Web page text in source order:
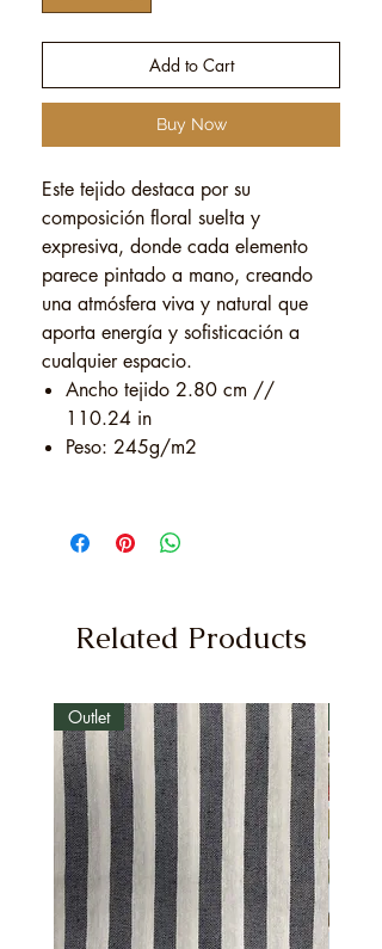
Add to Cart
Buy Now
Este tejido destaca por su
composición floral suelta y
expresiva, donde cada elemento
parece pintado a mano, creando
una atmósfera viva y natural que
aporta energía y sofisticación a
cualquier espacio.
Ancho tejido 2.80 cm //
110.24 in
Peso: 245g/m2
Related Products
Outlet